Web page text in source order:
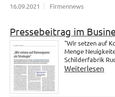
16.09.2021 Firmennews
Pressebeitrag im
"Wir setzen auf
Menge
Schilderfabrik
Weiterlesen